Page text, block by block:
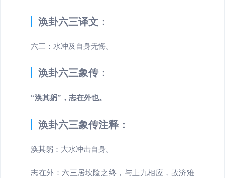
涣卦六三译文：
六三：水冲及自身无悔。
涣卦六三象传：
“涣其躬”，志在外也。
涣卦六三象传注释：
涣其躬：大水冲击自身。
志在外：六三居坎险之终，与上九相应，故济难